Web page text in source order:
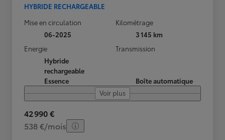
HYBRIDE RECHARGEABLE
Mise en circulation
06-2025
Kilométrage
3 145 km
Energie
Hybride
rechargeable
Essence
Transmission
Boîte automatique
Voir plus
42 990 €
538 €/mois